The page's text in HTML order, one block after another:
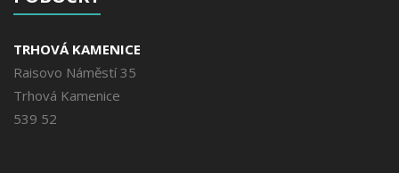
TRHOVÁ KAMENICE
Raisovo Náměstí 35
Trhová Kamenice
539 52